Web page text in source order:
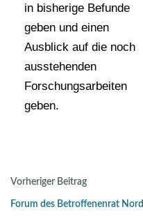
in bisherige Befunde
geben und einen
Ausblick auf die noch
ausstehenden
Forschungsarbeiten
geben.
Vorheriger Beitrag
Forum des Betroffenenrat Nord